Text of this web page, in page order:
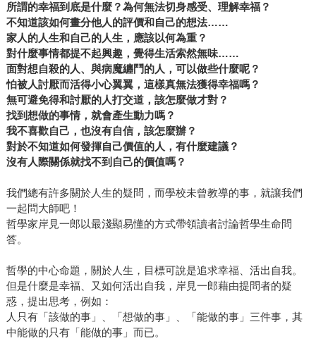
立跳下深淵就需要勇氣，因為不敢縱身一躍的人，一定會被
不安所控制。 在疫情蔓延、戰禍不斷、經濟震盪、通貨膨
脹，各種未知籠罩世界的此時此刻，只要願意凝視內心的不
安，勇敢面對人生的課題，積極奉獻，不吝惜給予，就能不
被負面情緒支配，化恐懼為信心，化不安為動力！
所謂的幸福到底是什麼？為何無法切身感受、理解幸福？
不知道該如何畫分他人的評價和自己的想法……
家人的人生和自己的人生，應該以何為重？
對什麼事情都提不起興趣，覺得生活索然無味……
面對想自殺的人、與病魔纏鬥的人，可以做些什麼呢？
怕被人討厭而活得小心翼翼，這樣真無法獲得幸福嗎？
無可避免得和討厭的人打交道，該怎麼做才對？
找到想做的事情，就會產生動力嗎？
我不喜歡自己，也沒有自信，該怎麼辦？
對於不知道如何發揮自己價值的人，有什麼建議？
沒有人際關係就找不到自己的價值嗎？
我們總有許多關於人生的疑問，而學校未曾教導的事，就讓我們
一起問大師吧！
哲學家岸見一郎以最淺顯易懂的方式帶領讀者討論哲學生命問
答。
哲學的中心命題，關於人生，目標可說是追求幸福、活出自我。
但是什麼是幸福、又如何活出自我，岸見一郎藉由提問者的疑
惑，提出思考，例如：
人只有「該做的事」、「想做的事」、「能做的事」三件事，其
中能做的只有「能做的事」而已。